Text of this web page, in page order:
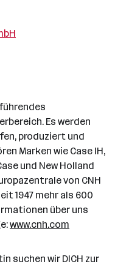
Es werden
produziert und
Marken wie Case IH,
und New Holland
von CNH
1947 mehr als 600
über uns
www.cnh.com
suchen wir DICH zur